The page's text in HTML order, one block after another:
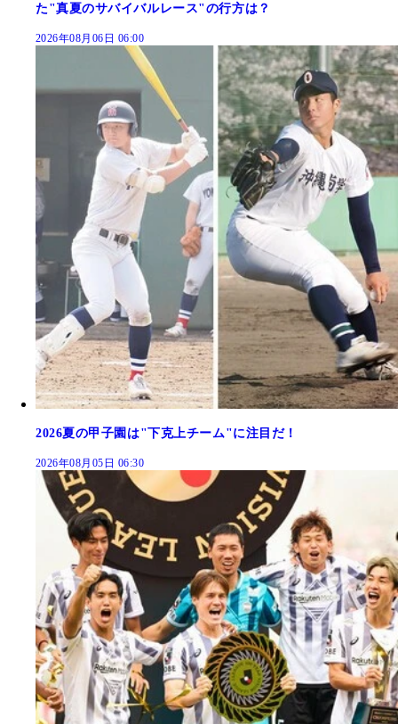
た"真夏のサバイバルレース"の行方は？
2026年08月06日 06:00
2026夏の甲子園は"下克上チーム"に注目だ！
2026年08月05日 06:30